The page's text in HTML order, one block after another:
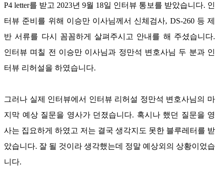
P4 letter를 받고 2023년 9월 18일 인터뷰 통보를 받았습니다. 인
터뷰 준비를 위해 이승만 이사님께서 신체검사, DS-260 등 제
반 서류를 다시 꼼꼼하게 살펴주시고 안내를 해 주셨습니다.
인터뷰 며칠 전 이승만 이사님과 정만석 변호사님 두 분과 인
터뷰 리허설을 하였습니다.
그러나 실제 인터뷰에서 인터뷰 리허설 정만석 변호사님의 마
지막 예상 질문을 영사가 던졌습니다. 혹시나 했던 질문을 영
사는 집요하게 하였고 저는 결국 생각지도 못한 블루레터를 받
았습니다. 잘 될 것이라 생각했는데 정말 예상외의 상황이었습
니다.